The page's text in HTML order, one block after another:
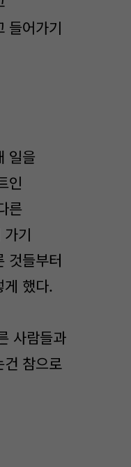
들어가기
일을
인
른
기
것들부터
게 했다.
사람들과
건 참으로